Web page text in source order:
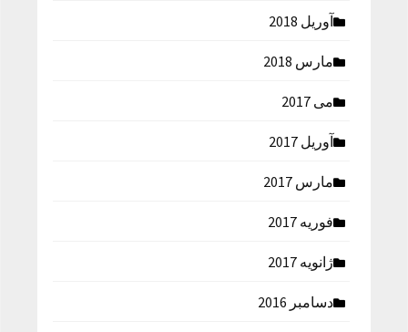
آوریل 2018
مارس 2018
می 2017
آوریل 2017
مارس 2017
فوریه 2017
ژانویه 2017
دسامبر 2016